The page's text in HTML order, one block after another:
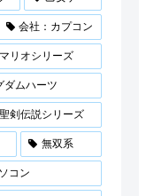
会社：カプコン
マリオシリーズ
ダムハーツ
聖剣伝説シリーズ
無双系
コン